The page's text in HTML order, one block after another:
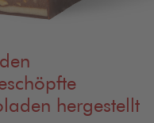
hergestellt